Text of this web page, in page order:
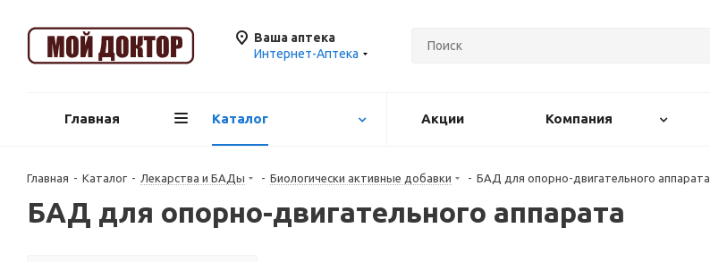
Ваша аптека
Интернет-Аптека
Главная Каталог Акции Компания
Главная - Каталог - Лекарства и БАДы - Биологически активные добавки - БАД для опорно-двигательного аппарата
БАД для опорно-двигательного аппарата